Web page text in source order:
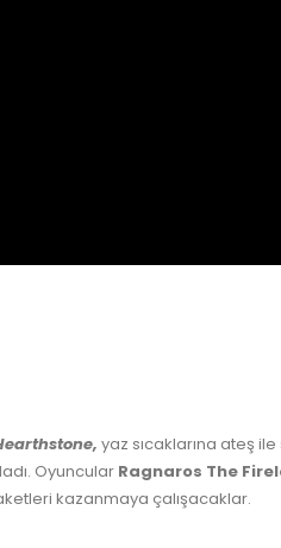
yaz sıcaklarına ateş ile
Oyuncular Ragnaros The
kazanmaya çalışacaklar.